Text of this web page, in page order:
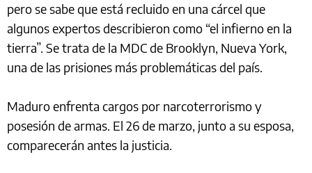
pero se sabe que está recluido en una cárcel que
algunos expertos describieron como “el infierno en la
tierra”. Se trata de la MDC de Brooklyn, Nueva York,
una de las prisiones más problemáticas del país.
Maduro enfrenta cargos por narcoterrorismo y
posesión de armas. El 26 de marzo, junto a su esposa,
comparecerán antes la justicia.